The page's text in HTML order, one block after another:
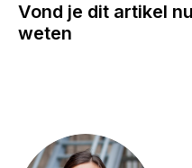
Vond je dit artikel
weten